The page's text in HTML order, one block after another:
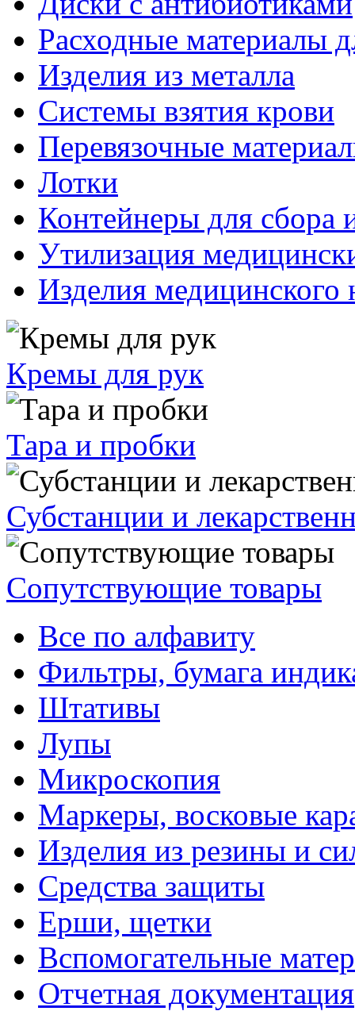
Расходные материалы
Изделия из металла
Системы взятия крови
Перевязочные
Лотки
Контейнеры для сбора
Утилизация
Изделия медицинского
Кремы для рук
Тара и пробки
Субстанции и
Сопутствующие товары
Все по алфавиту
Фильтры, бумага
Штативы
Лупы
Микроскопия
Маркеры, восковые
Изделия из резины и
Средства защиты
Ерши, щетки
Вспомогательные
Отчетная документация